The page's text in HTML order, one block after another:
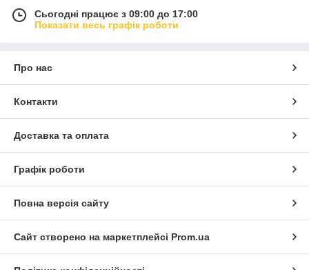
Сьогодні працює з 09:00 до 17:00
Показати весь графік роботи
Про нас
Контакти
Доставка та оплата
Графік роботи
Повна версія сайту
Сайт створено на маркетплейсі Prom.ua